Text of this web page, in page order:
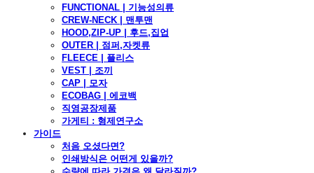
FUNCTIONAL | 기능성의류
CREW-NECK | 맨투맨
HOOD,ZIP-UP | 후드,집업
OUTER | 점퍼,자켓류
FLEECE | 플리스
VEST | 조끼
CAP | 모자
ECOBAG | 에코백
직영공장제품
가게티 : 형제연구소
가이드
처음 오셨다면?
인쇄방식은 어떤게 있을까?